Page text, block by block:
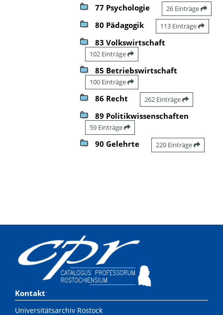
77 Psychologie 26 Einträge
80 Pädagogik 113 Einträge
83 Volkswirtschaft
102 Einträge
85 Betriebswirtschaft
100 Einträge
86 Recht 262 Einträge
89 Politikwissenschaften
59 Einträge
90 Gelehrte 220 Einträge
Kontakt
Universitätsarchiv Rostock